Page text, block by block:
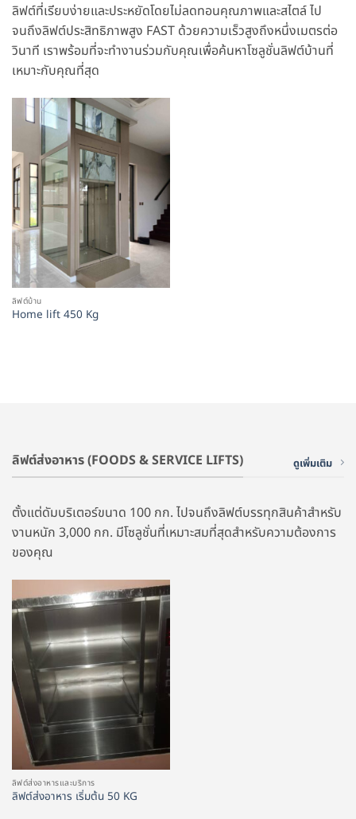
ลิฟต์ที่เรียบง่ายและประหยัดโดยไม่ลดทอนคุณภาพและสไตล์ ไป
จนถึงลิฟต์ประสิทธิภาพสูง FAST ด้วยความเร็วสูงถึงหนึ่งเมตรต่อ
วินาที เราพร้อมที่จะทำงานร่วมกับคุณเพื่อค้นหาโซลูชั่นลิฟต์บ้านที่
เหมาะกับคุณที่สุด
ลิฟต์บ้าน
Home lift 450 Kg
ลิฟต์ส่งอาหาร (FOODS & SERVICE LIFTS) ดูเพิ่มเติม
ตั้งแต่ดัมบริเตอร์ขนาด 100 กก. ไปจนถึงลิฟต์บรรทุกสินค้าสำหรับ
งานหนัก 3,000 กก. มีโซลูชั่นที่เหมาะสมที่สุดสำหรับความต้องการ
ของคุณ
ลิฟต์ส่งอาหารและบริการ
ลิฟต์ส่งอาหาร เริ่มต้น 50 KG